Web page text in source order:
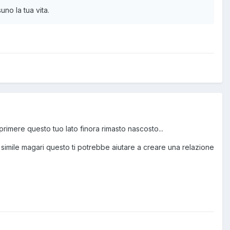
la tua vita.
questo tuo lato finora rimasto nascosto...
magari questo ti potrebbe aiutare a creare una relazione